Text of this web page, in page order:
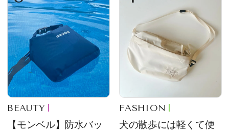
BEAUTY
【モンベル】防水バッ
FASHION
犬の散歩には軽くて便